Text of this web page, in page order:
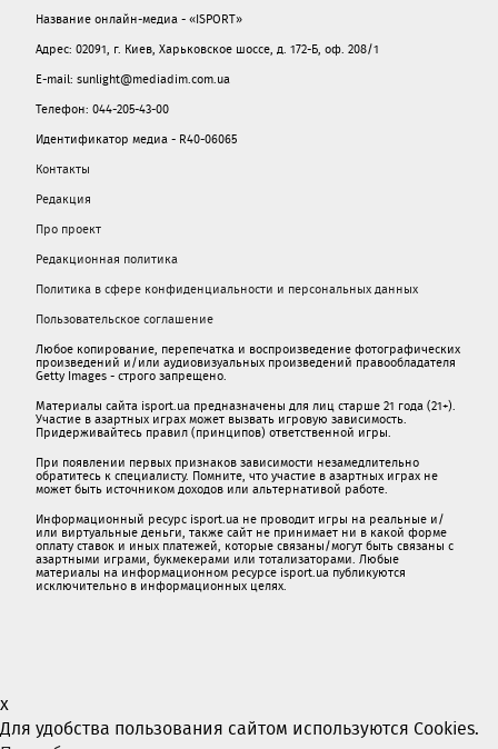
Название онлайн-медиа - «ISPORT»
Адрес: 02091, г. Киев, Харьковское шоссе, д. 172-Б, оф. 208/1
E-mail: sunlight@mediadim.com.ua
Телефон: 044-205-43-00
Идентификатор медиа - R40-06065
Контакты
Редакция
Про проект
Редакционная политика
Политика в сфере конфиденциальности и персональных данных
Пользовательское соглашение
Любое копирование, перепечатка и воспроизведение фотографических
произведений и/или аудиовизуальных произведений правообладателя
Getty Images - строго запрещено.
Материалы сайта isport.ua предназначены для лиц старше 21 года (21+).
Участие в азартных играх может вызвать игровую зависимость.
Придерживайтесь правил (принципов) ответственной игры.
При появлении первых признаков зависимости незамедлительно
обратитесь к специалисту. Помните, что участие в азартных играх не
может быть источником доходов или альтернативой работе.
Информационный ресурс isport.ua не проводит игры на реальные и/
или виртуальные деньги, также сайт не принимает ни в какой форме
oплaту ставок и иных платежей, которые связаны/могут быть связаны c
азартными игрaми, букмекерами или тотализаторами. Любые
материалы на информационном ресурсе isport.ua публикуютcя
исключительно в информационных целях.
x
Для удобства пользования сайтом используются Cookies.